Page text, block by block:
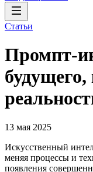
Статьи
Промпт-
будущего,
13 мая 2025
Искусственный
меняя процессы и
появления